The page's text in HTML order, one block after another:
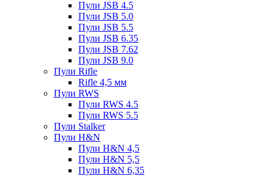
Пули JSB 4.5
Пули JSB 5.0
Пули JSB 5.5
Пули JSB 6.35
Пули JSB 7.62
Пули JSB 9.0
Пули Rifle
Rifle 4,5 мм
Пули RWS
Пули RWS 4.5
Пули RWS 5.5
Пули Stalker
Пули H&N
Пули H&N 4,5
Пули H&N 5,5
Пули H&N 6,35